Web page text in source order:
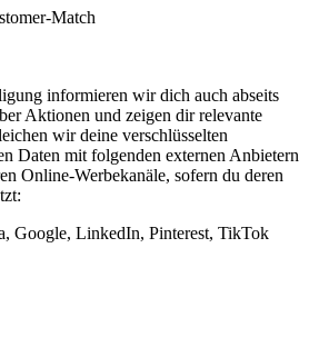
Match
informieren wir dich auch abseits
Aktionen und zeigen dir relevante
wir deine verschlüsselten
Daten mit folgenden externen Anbietern
Online-Werbekanäle, sofern du deren
Google, LinkedIn, Pinterest, TikTok